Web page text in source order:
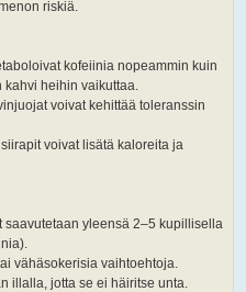
riskiä.
kofeiinia nopeammin kuin
heihin vaikuttaa.
voivat kehittää toleranssin
voivat lisätä kaloreita ja
yleensä 2–5 kupillisella
vähäsokerisia vaihtoehtoja.
illalla, jotta se ei häiritse unta.